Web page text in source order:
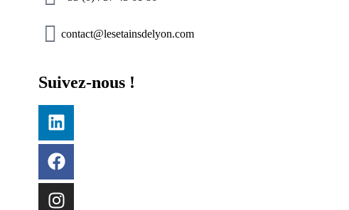
contact@lesetainsdelyon.com
Suivez-nous !